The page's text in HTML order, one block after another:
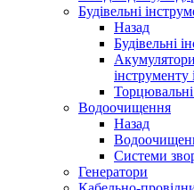
Будівельні
Назад
Будівельні
Акумулятори
інструменту
Водоочищення
Назад
Системи
Генератори